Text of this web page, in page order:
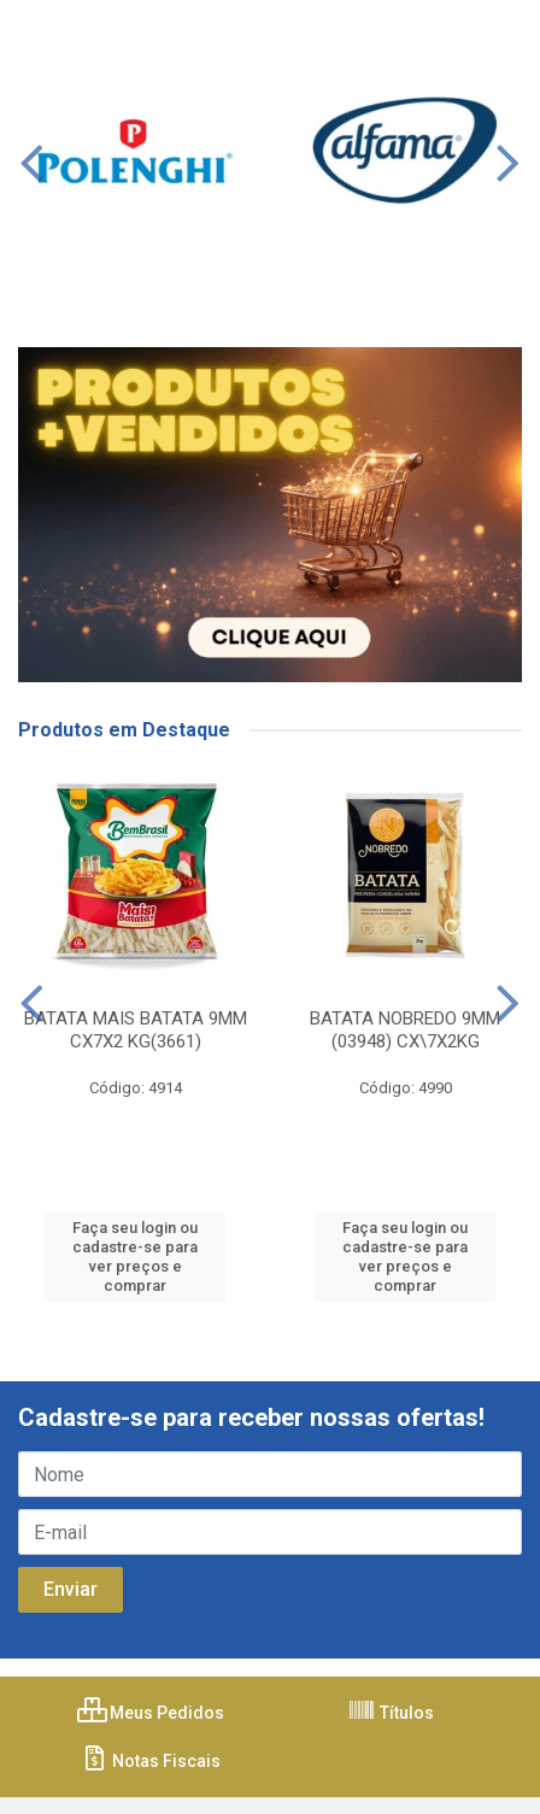
Produtos em Destaque
BATATA MAIS BATATA 9MM
CX7X2 KG(3661)
Código: 4914
Faça seu login ou
cadastre-se para
ver preços e
comprar
BATATA NOBREDO 9MM
(03948) CX\7X2KG
Código: 4990
Faça seu login ou
cadastre-se para
ver preços e
comprar
Cadastre-se para receber nossas ofertas!
Meus Pedidos Títulos
Notas Fiscais